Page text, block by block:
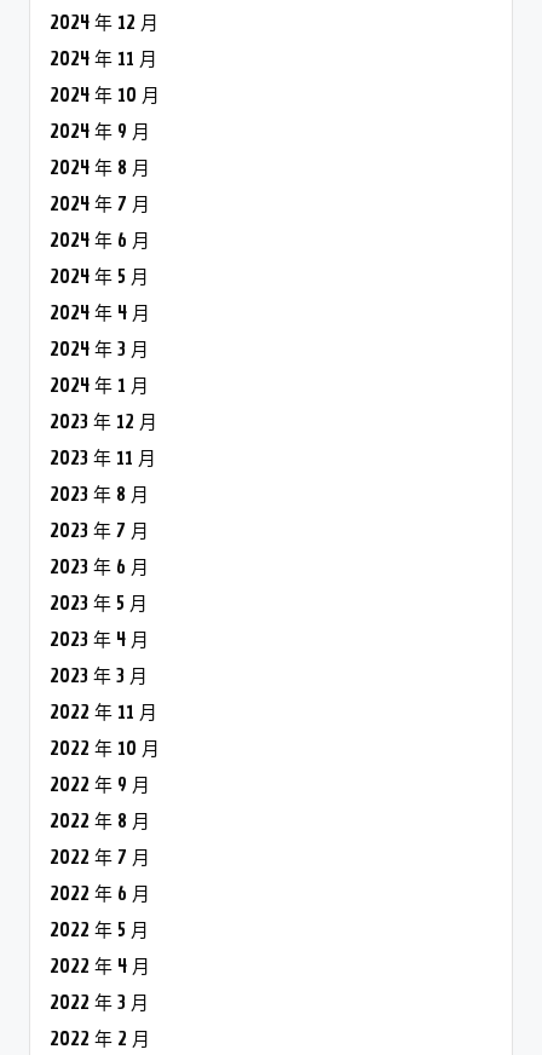
2024 年 12 月
2024 年 11 月
2024 年 10 月
2024 年 9 月
2024 年 8 月
2024 年 7 月
2024 年 6 月
2024 年 5 月
2024 年 4 月
2024 年 3 月
2024 年 1 月
2023 年 12 月
2023 年 11 月
2023 年 8 月
2023 年 7 月
2023 年 6 月
2023 年 5 月
2023 年 4 月
2023 年 3 月
2022 年 11 月
2022 年 10 月
2022 年 9 月
2022 年 8 月
2022 年 7 月
2022 年 6 月
2022 年 5 月
2022 年 4 月
2022 年 3 月
2022 年 2 月